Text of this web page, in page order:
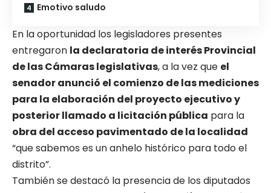
Emotivo saludo
En la oportunidad los legisladores presentes
entregaron la declaratoria de interés Provincial
de las Cámaras legislativas, a la vez que el
senador anunció el comienzo de las mediciones
para la elaboración del proyecto ejecutivo y
posterior llamado a licitación pública para la
obra del acceso pavimentado de la localidad
“que sabemos es un anhelo histórico para todo el
distrito”.
También se destacó la presencia de los diputados